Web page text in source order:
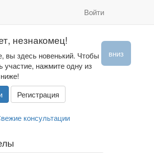
Войти
вниз
незнакомец!
вы здесь новенький. Чтобы
участие, нажмите одну из
Регистрация
консультации